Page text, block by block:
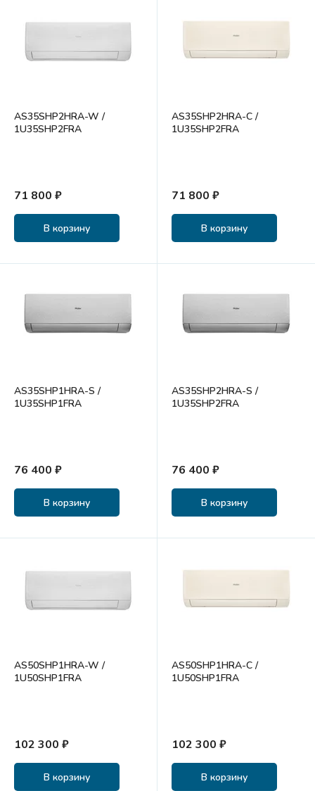
AS35SHP2HRA-W /
1U35SHP2FRA
71 800 ₽
В корзину
AS35SHP2HRA-C /
1U35SHP2FRA
71 800 ₽
В корзину
AS35SHP1HRA-S /
1U35SHP1FRA
76 400 ₽
В корзину
AS35SHP2HRA-S /
1U35SHP2FRA
76 400 ₽
В корзину
AS50SHP1HRA-W /
1U50SHP1FRA
102 300 ₽
В корзину
AS50SHP1HRA-C /
1U50SHP1FRA
102 300 ₽
В корзину